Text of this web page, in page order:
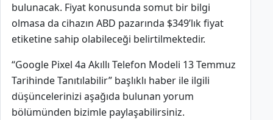
bulunacak. Fiyat konusunda somut bir bilgi
olmasa da cihazın ABD pazarında $349’lık fiyat
etiketine sahip olabileceği belirtilmektedir.
“Google Pixel 4a Akıllı Telefon Modeli 13 Temmuz
Tarihinde Tanıtılabilir” başlıklı haber ile ilgili
düşüncelerinizi aşağıda bulunan yorum
bölümünden bizimle paylaşabilirsiniz.